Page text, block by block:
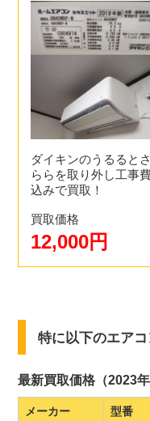
ダイキンのうるるとさ
ららを取り外し工事
込みで買取！
買取価格
12,000円
特に以下のエアコ
最新買取価格（2023年
メーカー 型番